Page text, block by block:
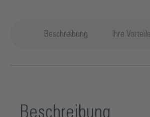
Beschreibung Ihre Vorteile
Beschreibung